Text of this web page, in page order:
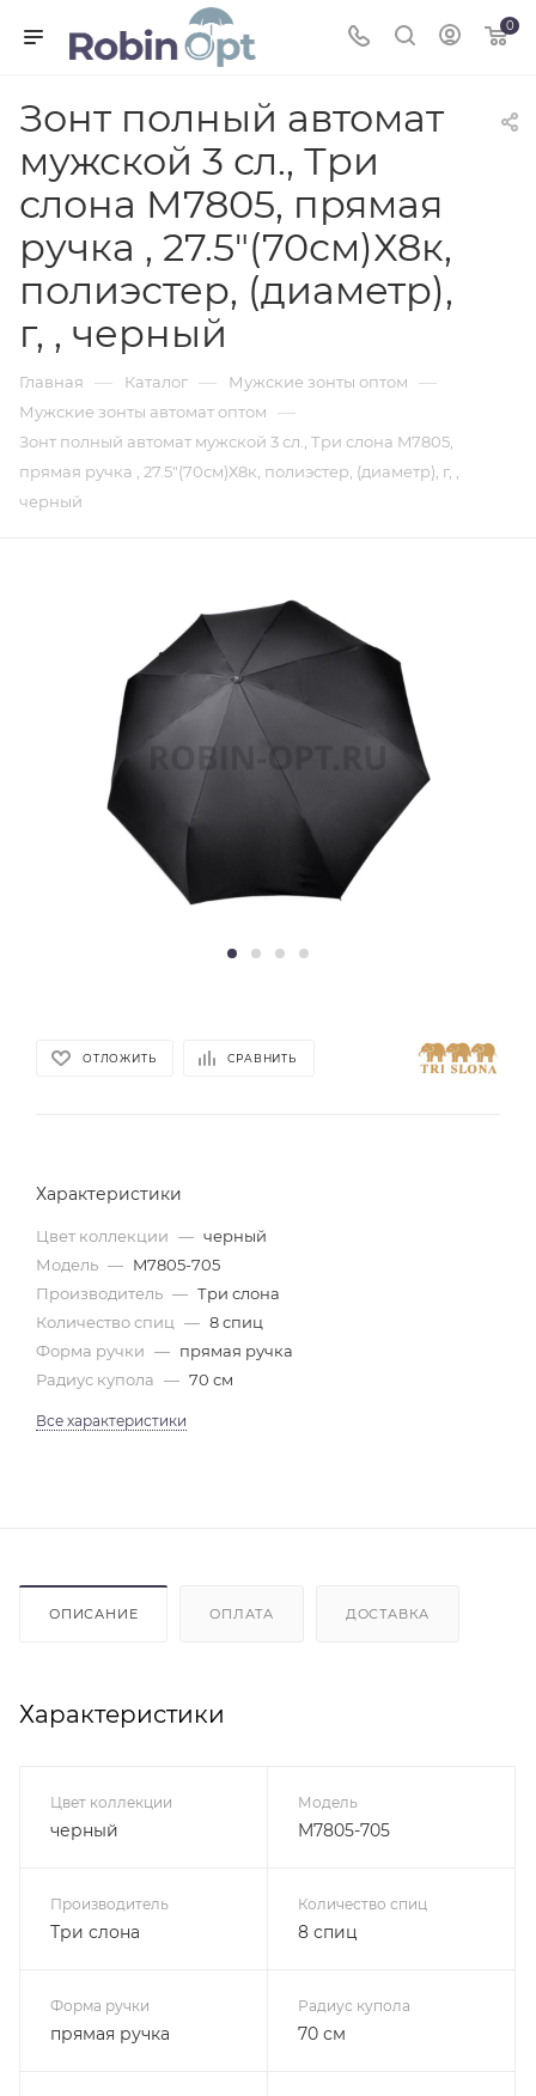
0
Зонт полный автомат
мужской 3 сл., Три
слона M7805, прямая
ручка , 27.5"(70см)Х8к,
полиэстер, (диаметр),
г, , черный
Главная — Каталог — Мужские зонты оптом —
Мужские зонты автомат оптом —
Зонт полный автомат мужской 3 сл., Три слона M7805,
прямая ручка , 27.5"(70см)Х8к, полиэстер, (диаметр), г, ,
черный
ОТЛОЖИТЬ СРАВНИТЬ
Характеристики
Цвет коллекции — черный
Модель — M7805-705
Производитель — Три слона
Количество спиц — 8 спиц
Форма ручки — прямая ручка
Радиус купола — 70 см
Все характеристики
ОПИСАНИЕ ОПЛАТА ДОСТАВКА
Характеристики
Цвет коллекции
черный
Модель
M7805-705
Производитель
Три слона
Количество спиц
8 спиц
Форма ручки
прямая ручка
Радиус купола
70 см